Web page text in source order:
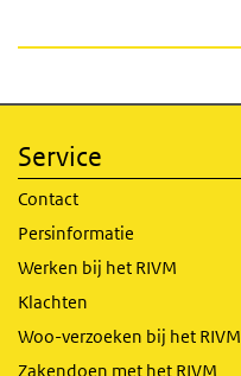
Service
Contact
Persinformatie
Werken bij het RIVM
Klachten
Woo-verzoeken bij het RIVM
Zakendoen met het RIVM